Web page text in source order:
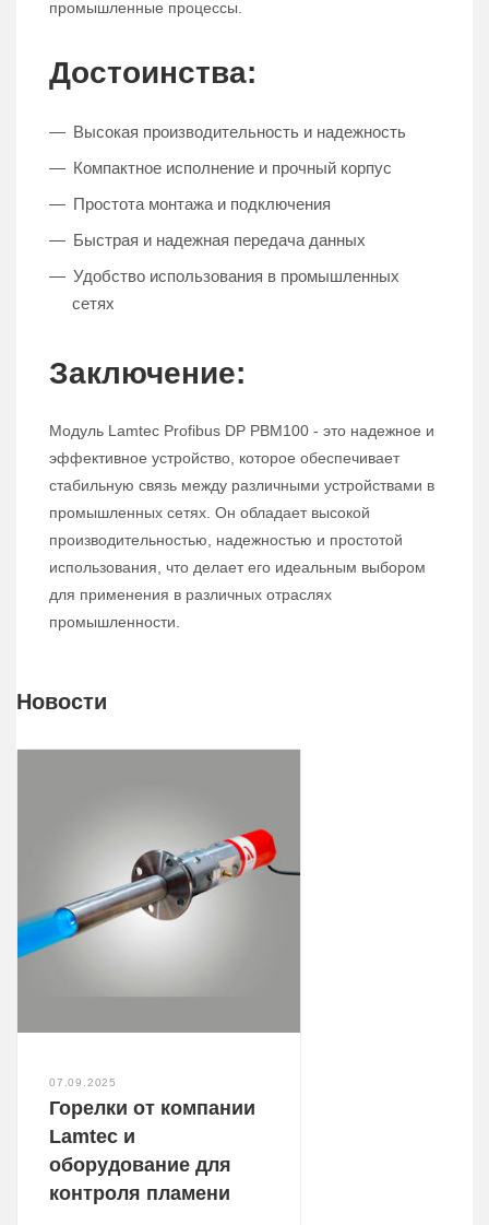
промышленные процессы.
Достоинства:
Высокая производительность и надежность
Компактное исполнение и прочный корпус
Простота монтажа и подключения
Быстрая и надежная передача данных
Удобство использования в промышленных
сетях
Заключение:
Модуль Lamtec Profibus DP PBM100 - это надежное и
эффективное устройство, которое обеспечивает
стабильную связь между различными устройствами в
промышленных сетях. Он обладает высокой
производительностью, надежностью и простотой
использования, что делает его идеальным выбором
для применения в различных отраслях
промышленности.
Новости
07.09.2025
Горелки от компании
Lamtec и
оборудование для
контроля пламени